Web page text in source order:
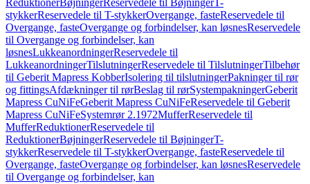
ReduktionerBøjningerReservedele til BøjningerT-
stykkerReservedele til T-stykkerOvergange, fasteReservedele til
Overgange, fasteOvergange og forbindelser, kan løsnesReservedele
til Overgange og forbindelser, kan
løsnesLukkeanordningerReservedele til
LukkeanordningerTilslutningerReservedele til TilslutningerTilbehør
til Geberit Mapress KobberIsolering til tilslutningerPakninger til rør
og fittingsAfdækninger til rørBeslag til rørSystempakningerGeberit
Mapress CuNiFeGeberit Mapress CuNiFeReservedele til Geberit
Mapress CuNiFeSystemrør 2.1972MufferReservedele til
MufferReduktionerReservedele til
ReduktionerBøjningerReservedele til BøjningerT-
stykkerReservedele til T-stykkerOvergange, fasteReservedele til
Overgange, fasteOvergange og forbindelser, kan løsnesReservedele
til Overgange og forbindelser, kan